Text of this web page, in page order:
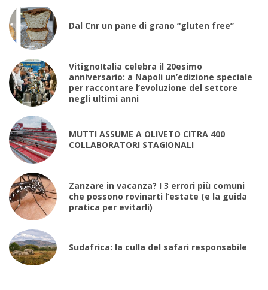
Dal Cnr un pane di grano “gluten free”
VitignoItalia celebra il 20esimo
anniversario: a Napoli un’edizione speciale
per raccontare l’evoluzione del settore
negli ultimi anni
MUTTI ASSUME A OLIVETO CITRA 400
COLLABORATORI STAGIONALI
Zanzare in vacanza? I 3 errori più comuni
che possono rovinarti l’estate (e la guida
pratica per evitarli)
Sudafrica: la culla del safari responsabile